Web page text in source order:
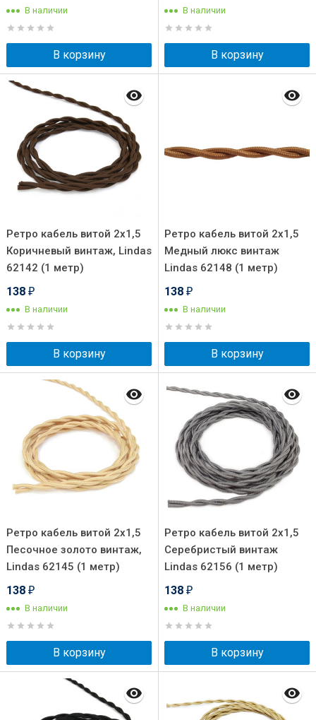
В наличии
В корзину
В наличии
В корзину
Ретро кабель витой 2x1,5
Коричневый винтаж, Lindas
62142 (1 метр)
138 ₽
В наличии
В корзину
Ретро кабель витой 2x1,5
Медный люкс винтаж
Lindas 62148 (1 метр)
138 ₽
В наличии
В корзину
Ретро кабель витой 2x1,5
Песочное золото винтаж,
Lindas 62145 (1 метр)
138 ₽
В наличии
В корзину
Ретро кабель витой 2x1,5
Серебристый винтаж
Lindas 62156 (1 метр)
138 ₽
В наличии
В корзину